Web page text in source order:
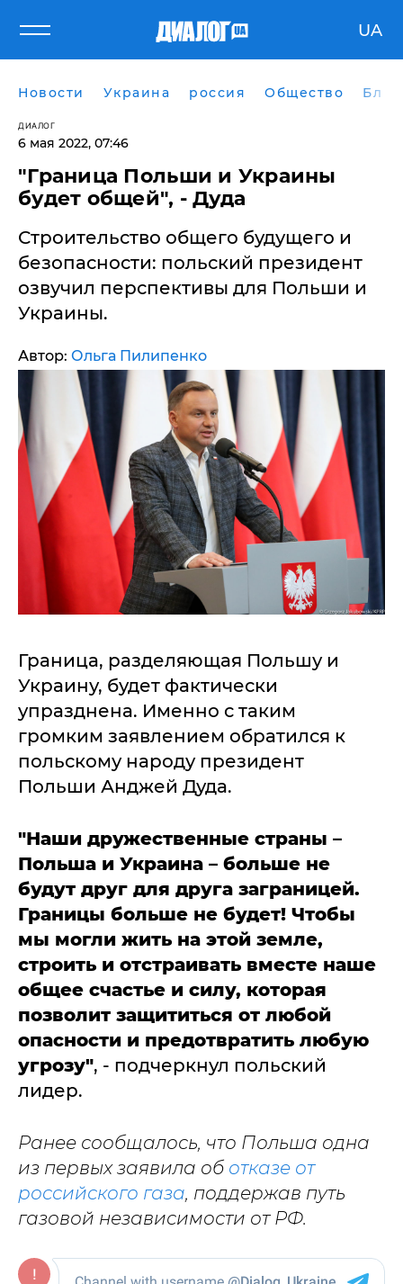
UA
Новости Украина россия Общество
ДИАЛОГ
6 мая 2022, 07:46
"Граница Польши и Украины
будет общей", - Дуда
Строительство общего будущего и
безопасности: польский президент
озвучил перспективы для Польши и
Украины.
Автор: Ольга Пилипенко
Граница, разделяющая Польшу и
Украину, будет фактически
упразднена. Именно с таким
громким заявлением обратился к
польскому народу президент
Польши Анджей Дуда.
"Наши дружественные страны –
Польша и Украина – больше не
будут друг для друга заграницей.
Границы больше не будет! Чтобы
мы могли жить на этой земле,
строить и отстраивать вместе наше
общее счастье и силу, которая
позволит защититься от любой
опасности и предотвратить любую
угрозу", - подчеркнул польский
лидер.
Ранее сообщалось, что Польша одна
из первых заявила об отказе от
российского газа, поддержав путь
газовой независимости от РФ.